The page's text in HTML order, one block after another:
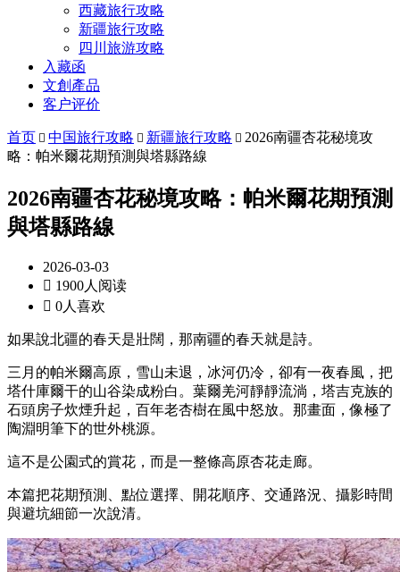
西藏旅行攻略
新疆旅行攻略
四川旅游攻略
入藏函
文創產品
客户评价
首页  中国旅行攻略  新疆旅行攻略  2026南疆杏花秘境攻
略：帕米爾花期預測與塔縣路線
2026南疆杏花秘境攻略：帕米爾花期預測
與塔縣路線
2026-03-03
 1900人阅读
 0人喜欢
如果說北疆的春天是壯闊，那南疆的春天就是詩。
三月的帕米爾高原，雪山未退，冰河仍冷，卻有一夜春風，把
塔什庫爾干的山谷染成粉白。葉爾羌河靜靜流淌，塔吉克族的
石頭房子炊煙升起，百年老杏樹在風中怒放。那畫面，像極了
陶淵明筆下的世外桃源。
這不是公園式的賞花，而是一整條高原杏花走廊。
本篇把花期預測、點位選擇、開花順序、交通路況、攝影時間
與避坑細節一次說清。